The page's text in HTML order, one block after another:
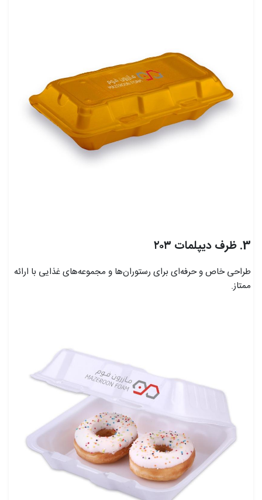
3. ظرف دیپلمات ۲۰۳
طراحی خاص و حرفه‌ای برای رستوران‌ها و مجموعه‌های غذایی با ارائه
ممتاز.